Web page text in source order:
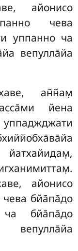
айонисо
чева
уппанно ча
вепулла̄йа
ан̃н̃ам̣
йена
айонисо
бйа̄па̄до
бйа̄па̄до